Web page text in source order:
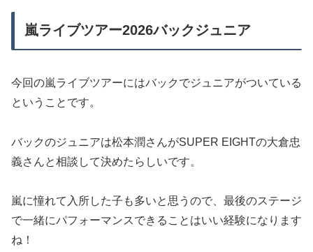
嵐ライブツアー2026バックジュニア
今回の嵐ライブツアーにはバックでジュニアがついている
ということです。
バックのジュニアは松本潤さんがSUPER EIGHTの大倉忠
義さんと相談して決めたらしいです。
嵐に憧れて入所した子も多いと思うので、最後のステージ
で一緒にパフォーマンスできることはいい経験になります
ね！